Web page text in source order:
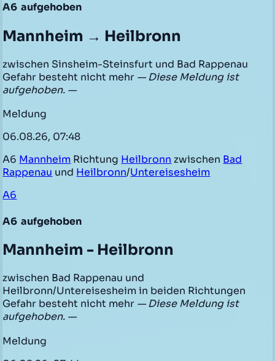
A6 aufgehoben
Mannheim → Heilbronn
zwischen Sinsheim-Steinsfurt und Bad Rappenau
Gefahr besteht nicht mehr — Diese Meldung ist
aufgehoben. —
Meldung
06.08.26, 07:48
A6 Mannheim Richtung Heilbronn zwischen Bad
Rappenau und Heilbronn/Untereisesheim
A6
A6 aufgehoben
Mannheim - Heilbronn
zwischen Bad Rappenau und
Heilbronn/Untereisesheim in beiden Richtungen
Gefahr besteht nicht mehr — Diese Meldung ist
aufgehoben. —
Meldung